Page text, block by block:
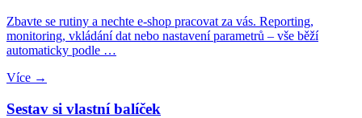
Zbavte se rutiny a nechte e-shop pracovat za vás. Reporting,
monitoring, vkládání dat nebo nastavení parametrů – vše běží
automaticky podle …
Více →
Sestav si vlastní balíček